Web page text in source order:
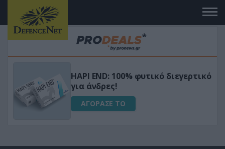
Μεταμόρφωσε τον κήπο σου με το
Ultra Box Μίνι Αλυσοπρίονο με
μπαταρία λιθίου
ΑΓΟΡΑΣΕ ΤΟ